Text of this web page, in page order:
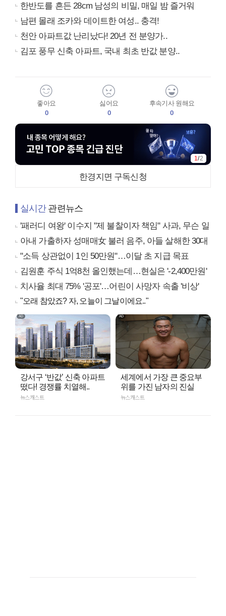
한반도를 흔든 28cm 남성의 비밀, 매일 밤 즐거워
남편 몰래 조카와 데이트한 여성.. 충격!
천안 아파트값 난리났다! 20년 전 분양가..
김포 풍무 신축 아파트, 국내 최초 반값 분양..
좋아요
0
싫어요
0
후속기사 원해요
0
1/2
한경지면 구독신청
실시간관련뉴스
'패러디 여왕' 이수지 "제 불찰이자 책임" 사과, 무슨 일
아내 가출하자 성매매女 불러 음주, 아들 살해한 30대
"소득 상관없이 1인 50만원"…이달 초 지급 목표
김원훈 주식 1억8천 올인했는데…현실은 '-2,400만원'
치사율 최대 75% '공포'…어린이 사망자 속출 '비상'
"오래 참았죠? 자, 오늘이 그날이에요.."
강서구 ‘반값’ 신축 아파트
떴다! 경쟁률 치열해..
뉴스캐스트
세계에서 가장 큰 중요부
위를 가진 남자의 진실
뉴스캐스트